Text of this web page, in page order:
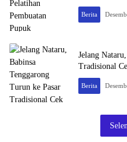
Berita
Jelang
Tradisional
Berita